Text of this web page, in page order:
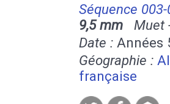
Séquence
9,5 mm Muet
Date : Années
Géographie :
française